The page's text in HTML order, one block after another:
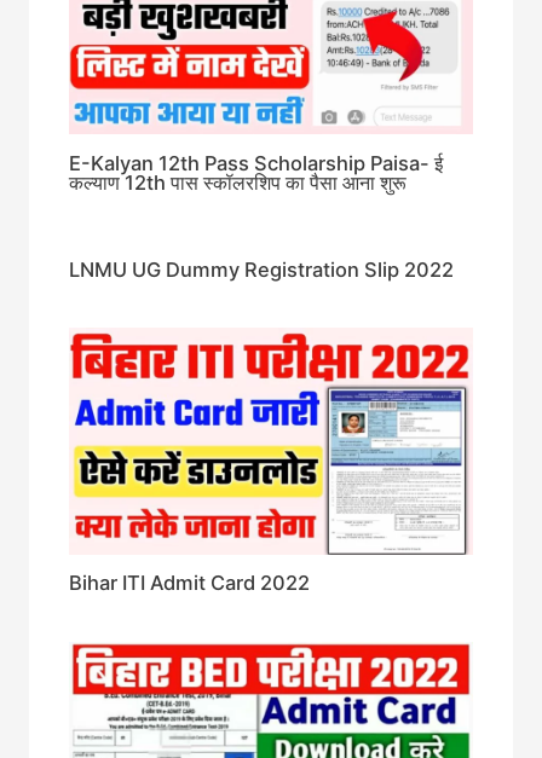
E-Kalyan 12th Pass Scholarship Paisa- ई
कल्याण 12th पास स्कॉलरशिप का पैसा आना शुरू
LNMU UG Dummy Registration Slip 2022
Bihar ITI Admit Card 2022